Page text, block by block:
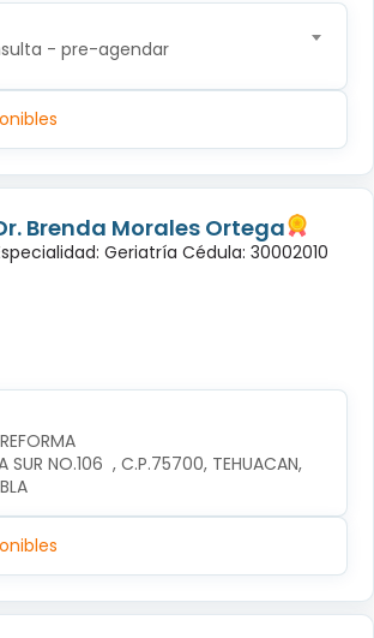
- pre-agendar
Brenda Morales Ortega
Geriatría Cédula: 30002010
SUR NO.106  , C.P.75700, TEHUACAN,